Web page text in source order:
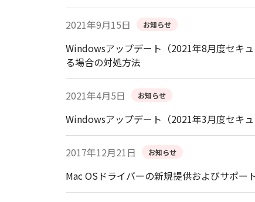
2021年9月15日 お知らせ
Windowsアップデート（2021年8月度セキ
る場合の対処方法
2021年4月5日 お知らせ
Windowsアップデート（2021年3月度セキ
2017年12月21日 お知らせ
Mac OSドライバーの新規提供およびサポー